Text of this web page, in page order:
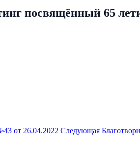
посвящённый 65
от 26.04.2022 Следующая